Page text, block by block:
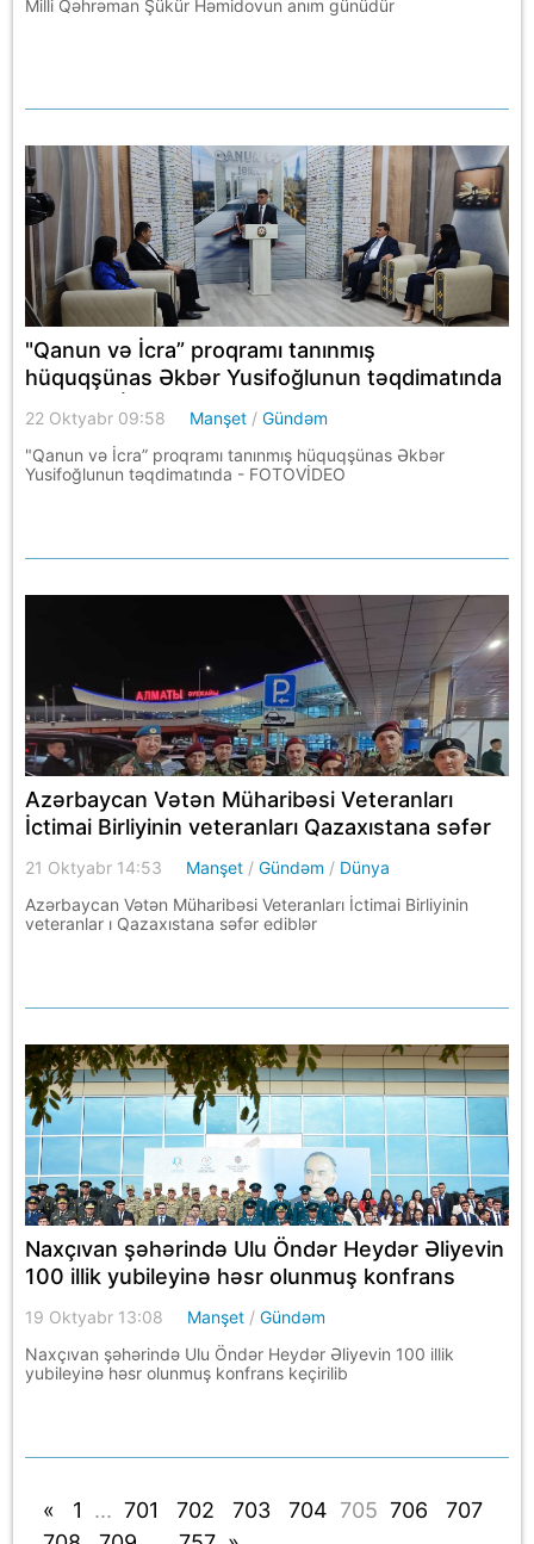
Milli Qəhrəman Şükür Həmidovun anım günüdür
"Qanun və İcra” proqramı tanınmış
hüquqşünas Əkbər Yusifoğlunun təqdimatında
22 Oktyabr 09:58 Manşet /Gündəm
"Qanun və İcra” proqramı tanınmış hüquqşünas Əkbər
Yusifoğlunun təqdimatında - FOTOVİDEO
Azərbaycan Vətən Müharibəsi Veteranları
İctimai Birliyinin veteranları Qazaxıstana səfər
21 Oktyabr 14:53 Manşet /Gündəm / Dünya
Azərbaycan Vətən Müharibəsi Veteranları İctimai Birliyinin
veteranlar ı Qazaxıstana səfər ediblər
Naxçıvan şəhərində Ulu Öndər Heydər Əliyevin
100 illik yubileyinə həsr olunmuş konfrans
19 Oktyabr 13:08 Manşet /Gündəm
Naxçıvan şəhərində Ulu Öndər Heydər Əliyevin 100 illik
yubileyinə həsr olunmuş konfrans keçirilib
« 1 ... 701 702 703 704 705 706
707